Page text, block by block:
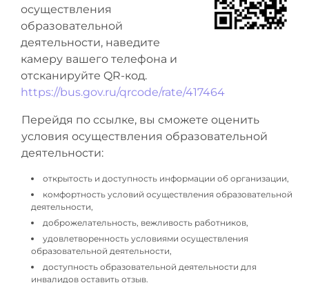
осуществления
образовательной
деятельности, наведите
камеру вашего телефона и
отсканируйте QR-код.
https://bus.gov.ru/qrcode/rate/417464
Перейдя по ссылке, вы сможете оценить
условия осуществления образовательной
деятельности:
открытость и доступность информации об организации,
комфортность условий осуществления образовательной
деятельности,
доброжелательность, вежливость работников,
удовлетворенность условиями осуществления
образовательной деятельности,
доступность образовательной деятельности для
инвалидов оставить отзыв.